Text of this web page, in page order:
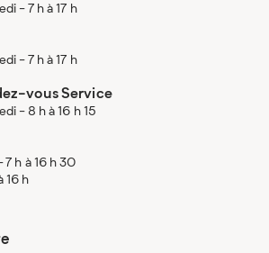
- 7 h à 17 h
- 7 h à 17 h
vous Service
- 8 h à 16 h 15
h à 16 h 30
16 h